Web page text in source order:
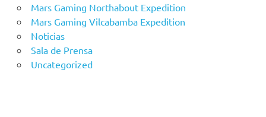
Mars Gaming Northabout Expedition
Mars Gaming Vilcabamba Expedition
Noticias
Sala de Prensa
Uncategorized